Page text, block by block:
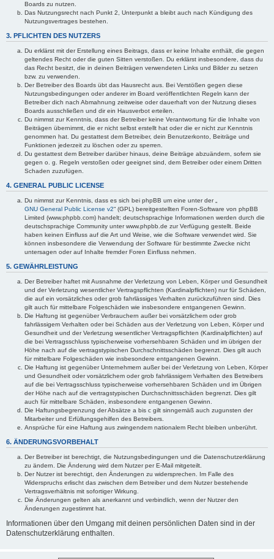
Boards zu nutzen.
Das Nutzungsrecht nach Punkt 2, Unterpunkt a bleibt auch nach Kündigung des
Nutzungsvertrages bestehen.
3. PFLICHTEN DES NUTZERS
Du erklärst mit der Erstellung eines Beitrags, dass er keine Inhalte enthält, die gegen
geltendes Recht oder die guten Sitten verstoßen. Du erklärst insbesondere, dass du
das Recht besitzt, die in deinen Beiträgen verwendeten Links und Bilder zu setzen
bzw. zu verwenden.
Der Betreiber des Boards übt das Hausrecht aus. Bei Verstößen gegen diese
Nutzungsbedingungen oder anderer im Board veröffentlichten Regeln kann der
Betreiber dich nach Abmahnung zeitweise oder dauerhaft von der Nutzung dieses
Boards ausschließen und dir ein Hausverbot erteilen.
Du nimmst zur Kenntnis, dass der Betreiber keine Verantwortung für die Inhalte von
Beiträgen übernimmt, die er nicht selbst erstellt hat oder die er nicht zur Kenntnis
genommen hat. Du gestattest dem Betreiber, dein Benutzerkonto, Beiträge und
Funktionen jederzeit zu löschen oder zu sperren.
Du gestattest dem Betreiber darüber hinaus, deine Beiträge abzuändern, sofern sie
gegen o. g. Regeln verstoßen oder geeignet sind, dem Betreiber oder einem Dritten
Schaden zuzufügen.
4. GENERAL PUBLIC LICENSE
Du nimmst zur Kenntnis, dass es sich bei phpBB um eine unter der „
GNU General Public License v2“ (GPL) bereitgestellten Foren-Software von phpBB
Limited (www.phpbb.com) handelt; deutschsprachige Informationen werden durch die
deutschsprachige Community unter www.phpbb.de zur Verfügung gestellt. Beide
haben keinen Einfluss auf die Art und Weise, wie die Software verwendet wird. Sie
können insbesondere die Verwendung der Software für bestimmte Zwecke nicht
untersagen oder auf Inhalte fremder Foren Einfluss nehmen.
5. GEWÄHRLEISTUNG
Der Betreiber haftet mit Ausnahme der Verletzung von Leben, Körper und Gesundheit
und der Verletzung wesentlicher Vertragspflichten (Kardinalpflichten) nur für Schäden,
die auf ein vorsätzliches oder grob fahrlässiges Verhalten zurückzuführen sind. Dies
gilt auch für mittelbare Folgeschäden wie insbesondere entgangenen Gewinn.
Die Haftung ist gegenüber Verbrauchern außer bei vorsätzlichem oder grob
fahrlässigem Verhalten oder bei Schäden aus der Verletzung von Leben, Körper und
Gesundheit und der Verletzung wesentlicher Vertragspflichten (Kardinalpflichten) auf
die bei Vertragsschluss typischerweise vorhersehbaren Schäden und im übrigen der
Höhe nach auf die vertragstypischen Durchschnittsschäden begrenzt. Dies gilt auch
für mittelbare Folgeschäden wie insbesondere entgangenen Gewinn.
Die Haftung ist gegenüber Unternehmern außer bei der Verletzung von Leben, Körper
und Gesundheit oder vorsätzlichem oder grob fahrlässigem Verhalten des Betreibers
auf die bei Vertragsschluss typischerweise vorhersehbaren Schäden und im Übrigen
der Höhe nach auf die vertragstypischen Durchschnittsschäden begrenzt. Dies gilt
auch für mittelbare Schäden, insbesondere entgangenen Gewinn.
Die Haftungsbegrenzung der Absätze a bis c gilt sinngemäß auch zugunsten der
Mitarbeiter und Erfüllungsgehilfen des Betreibers.
Ansprüche für eine Haftung aus zwingendem nationalem Recht bleiben unberührt.
6. ÄNDERUNGSVORBEHALT
Der Betreiber ist berechtigt, die Nutzungsbedingungen und die Datenschutzerklärung
zu ändern. Die Änderung wird dem Nutzer per E-Mail mitgeteilt.
Der Nutzer ist berechtigt, den Änderungen zu widersprechen. Im Falle des
Widerspruchs erlischt das zwischen dem Betreiber und dem Nutzer bestehende
Vertragsverhältnis mit sofortiger Wirkung.
Die Änderungen gelten als anerkannt und verbindlich, wenn der Nutzer den
Änderungen zugestimmt hat.
Informationen über den Umgang mit deinen persönlichen Daten sind in der
Datenschutzerklärung enthalten.